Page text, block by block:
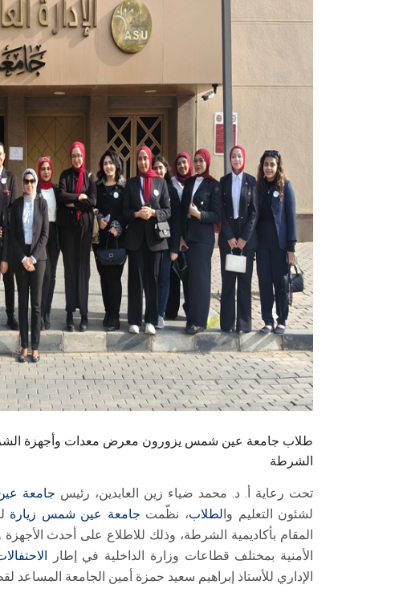
طلاب جامعة عين شمس يزورون معرض معدات وأجهزة الشرطة
الشرطة
تحت رعاية أ. د. محمد ضياء زين العابدين، رئيس جامعة
لشئون التعليم والطلاب، نظّمت جامعة عين شمس زيارة
المقام بأكاديمية الشرطة، وذلك للاطلاع على أحدث
الأمنية بمختلف قطاعات وزارة الداخلية في إطار
الإداري للأستاذ إبراهيم سعيد حمزة أمين الجامعة المساعد